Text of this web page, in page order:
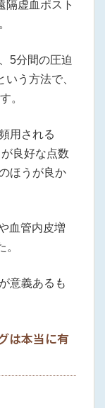
隔虚血ポスト
5分間の圧迫
う方法で、
。
用される
良好な点数
ほうが良か
血管内皮増
意義あるも
は本当に有